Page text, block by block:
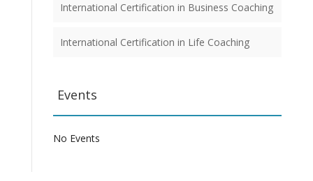
International Certification in Business Coaching
International Certification in Life Coaching
Events
No Events